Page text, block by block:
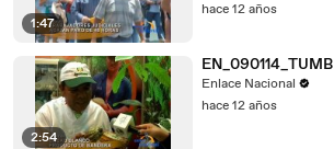
1:47
hace 12 años
2:54
EN_090114_TUMB
Enlace Nacional
hace 12 años